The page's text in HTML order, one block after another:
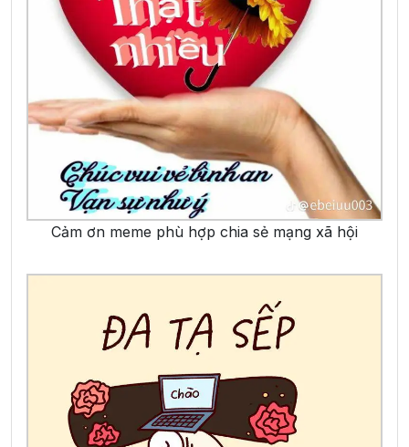
Cảm ơn meme phù hợp chia sẻ mạng xã hội